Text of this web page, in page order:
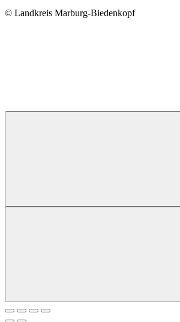
© Landkreis Marburg-Biedenkopf